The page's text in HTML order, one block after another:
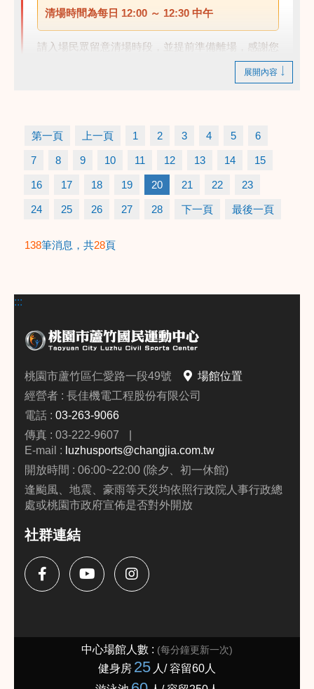
清場時間為每日 12:00 ～ 12:30 中午
請入場民眾留意清場時段，並提前準備離場，感謝您
展開內容
第一頁 上一頁 1 2 3 4 5 6
7 8 9 10 11 12 13 14 15
16 17 18 19 20 21 22 23
24 25 26 27 28 下一頁 最後一頁
138筆消息，共28頁
:::
桃園市蘆竹區仁愛路一段49號
場館位置
經營者 : 長佳機電工程股份有限公司
電話 : 03-263-9066
傳真 : 03-222-9607
E-mail : luzhusports@changjia.com.tw
開放時間 : 06:00~22:00 (除夕、初一休館)
逢颱風、地震、豪雨等天災均依照行政院人事行政總
處或桃園市政府宣佈是否對外開放
社群連結